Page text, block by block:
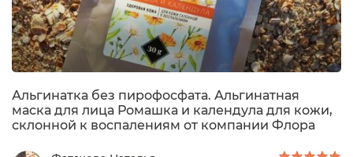
Альгинатка без пирофосфата. Альгинатная
маска для лица Ромашка и календула для кожи,
склонной к воспалениям от компании Флора